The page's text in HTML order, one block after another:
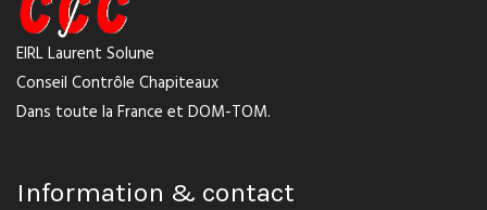
EIRL Laurent Solune
Conseil Contrôle Chapiteaux
Dans toute la France et DOM-TOM.
Information & contact